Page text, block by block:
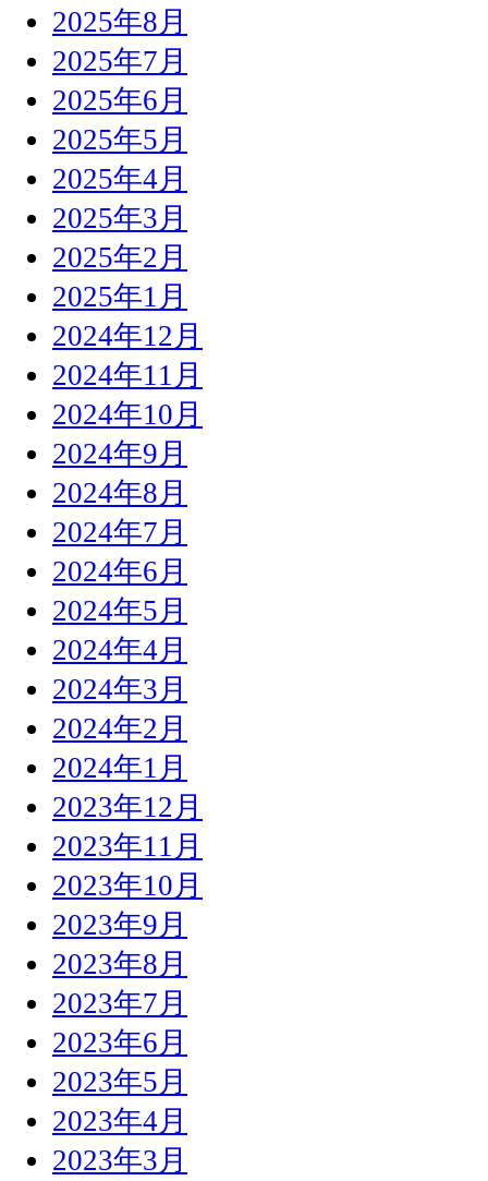
2025年8月
2025年7月
2025年6月
2025年5月
2025年4月
2025年3月
2025年2月
2025年1月
2024年12月
2024年11月
2024年10月
2024年9月
2024年8月
2024年7月
2024年6月
2024年5月
2024年4月
2024年3月
2024年2月
2024年1月
2023年12月
2023年11月
2023年10月
2023年9月
2023年8月
2023年7月
2023年6月
2023年5月
2023年4月
2023年3月